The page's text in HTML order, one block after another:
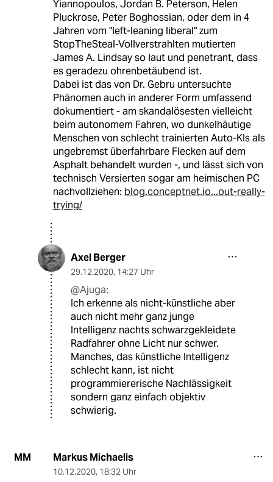
Yiannopoulos, Jordan B. Peterson, Helen
Pluckrose, Peter Boghossian, oder dem in 4
Jahren vom "left-leaning liberal" zum
StopTheSteal-Vollverstrahlten mutierten
James A. Lindsay so laut und penetrant, dass
es geradezu ohrenbetäubend ist.
Dabei ist das von Dr. Gebru untersuchte
Phänomen auch in anderer Form umfassend
dokumentiert - am skandalösesten vielleicht
beim autonomem Fahren, wo dunkelhäutige
Menschen von schlecht trainierten Auto-KIs als
ungebremst überfahrbare Flecken auf dem
Asphalt behandelt wurden -, und lässt sich von
technisch Versierten sogar am heimischen PC
nachvollziehen: blog.conceptnet.io...out-really-
trying/
Axel Berger
29.12.2020, 14:27 Uhr
@Ajuga:
Ich erkenne als nicht-künstliche aber
auch nicht mehr ganz junge
Intelligenz nachts schwarzgekleidete
Radfahrer ohne Licht nur schwer.
Manches, das künstliche Intelligenz
schlecht kann, ist nicht
programmiererische Nachlässigkeit
sondern ganz einfach objektiv
schwierig.
MM Markus Michaelis
10.12.2020, 18:32 Uhr